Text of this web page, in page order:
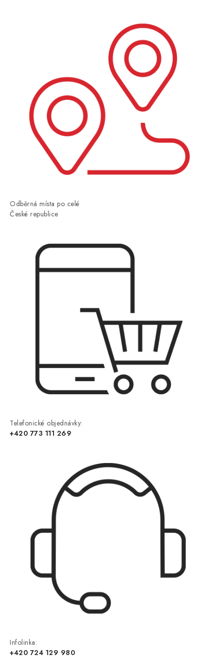
Odběrná místa po celé
České republice
Telefonické objednávky:
+420 773 111 269
Infolinka:
+420 724 129 980